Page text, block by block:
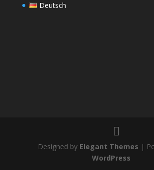
Deutsch
Designed by Elegant Themes |
WordPress